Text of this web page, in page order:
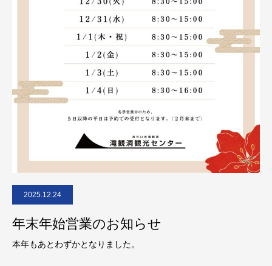
2025.12.24
年末年始営業のお知らせ
本年もあとわずかとなりました。